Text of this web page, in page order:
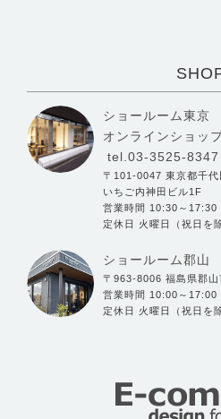
ショールーム東京
オンラインショッ
tel.03-3525-8347
〒101-0047 東京都千
いちご内神田ビル1F
営業時間 10:30～17:30
定休日 火曜日（祝日を
ショールーム郡山
〒963-8006 福島県郡
営業時間 10:00～17:00
定休日 火曜日（祝日を